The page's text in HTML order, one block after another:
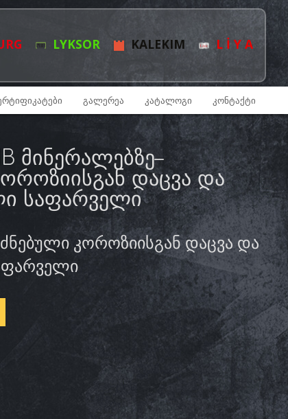
LYKSOR KALEKIM L İ Y A
ᲒᲐᲚᲔᲠᲔᲐ ᲙᲐᲢᲐᲚᲝᲒᲘ ᲙᲝᲜᲢᲐᲥᲢᲘ
ᲛᲘᲜᲔᲠᲐᲚᲔᲑᲖᲔ–
ᲓᲐᲪᲕᲐ ᲓᲐ
ᲡᲐᲤᲐᲠᲕᲔᲚᲘ
კოროზიისგან დაცვა და